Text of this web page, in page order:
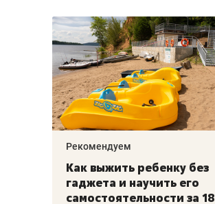
–
Рекомендуем
Как выжить ребенку без
гаджета и научить его
самостоятельности за 18